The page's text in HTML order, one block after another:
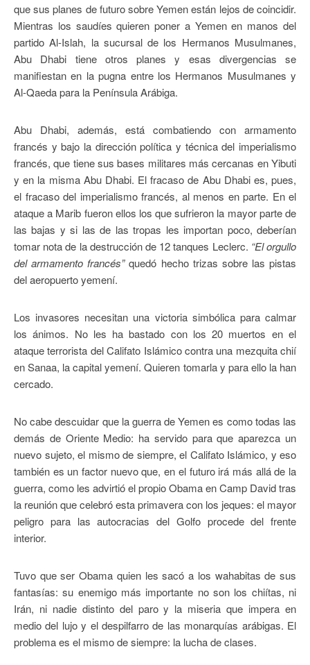
que sus planes de futuro sobre Yemen están lejos de coincidir.
Mientras los saudíes quieren poner a Yemen en manos del
partido Al-Islah, la sucursal de los Hermanos Musulmanes,
Abu Dhabi tiene otros planes y esas divergencias se
manifiestan en la pugna entre los Hermanos Musulmanes y
Al-Qaeda para la Península Arábiga.
Abu Dhabi, además, está combatiendo con armamento
francés y bajo la dirección política y técnica del imperialismo
francés, que tiene sus bases militares más cercanas en Yibuti
y en la misma Abu Dhabi. El fracaso de Abu Dhabi es, pues,
el fracaso del imperialismo francés, al menos en parte. En el
ataque a Marib fueron ellos los que sufrieron la mayor parte de
las bajas y si las de las tropas les importan poco, deberían
tomar nota de la destrucción de 12 tanques Leclerc. “El orgullo
del armamento francés”quedó hecho trizas sobre las pistas
del aeropuerto yemení.
Los invasores necesitan una victoria simbólica para calmar
los ánimos. No les ha bastado con los 20 muertos en el
ataque terrorista del Califato Islámico contra una mezquita chií
en Sanaa, la capital yemení. Quieren tomarla y para ello la han
cercado.
No cabe descuidar que la guerra de Yemen es como todas las
demás de Oriente Medio: ha servido para que aparezca un
nuevo sujeto, el mismo de siempre, el Califato Islámico, y eso
también es un factor nuevo que, en el futuro irá más allá de la
guerra, como les advirtió el propio Obama en Camp David tras
la reunión que celebró esta primavera con los jeques: el mayor
peligro para las autocracias del Golfo procede del frente
interior.
Tuvo que ser Obama quien les sacó a los wahabitas de sus
fantasías: su enemigo más importante no son los chiítas, ni
Irán, ni nadie distinto del paro y la miseria que impera en
medio del lujo y el despilfarro de las monarquías arábigas. El
problema es el mismo de siempre: la lucha de clases.